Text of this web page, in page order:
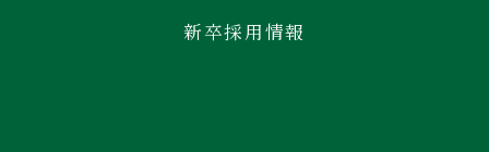
新卒採用情報